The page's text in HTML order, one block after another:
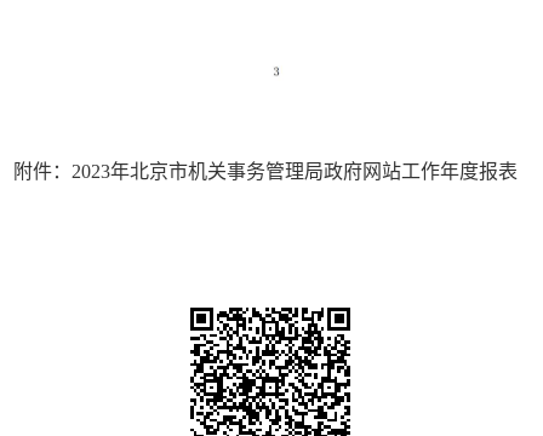
附件：2023年北京市机关事务管理局政府网站工作年度报表